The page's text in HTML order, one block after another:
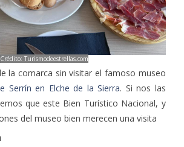
Crédito: Turismodeestrellas.com
la comarca sin visitar el famoso museo
Serrín en Elche de la Sierra. Si nos las
que este Bien Turístico Nacional, y
del museo bien merecen una visita